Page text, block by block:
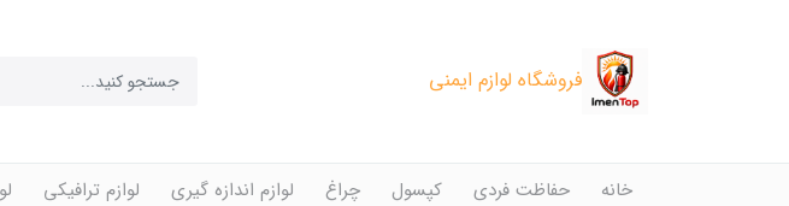
فروشگاه لوازم ایمنی
خانه حفاظت فردی کپسول چراغ لوازم اندازه گیری لوازم ترافیکی